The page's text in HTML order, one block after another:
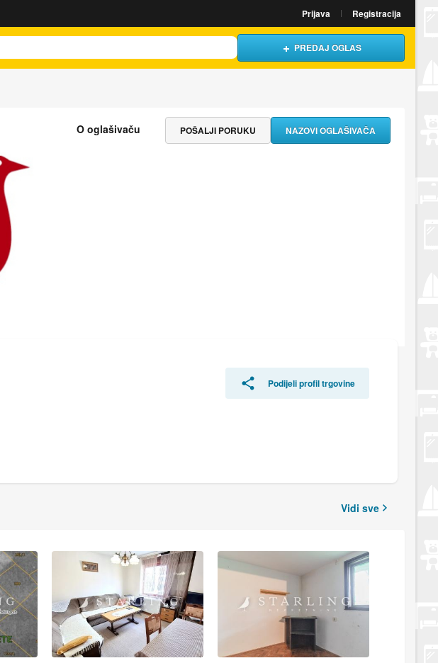
Prijava Registracija
PREDAJ OGLAS
Podijeli profil trgovine
O oglašivaču NAZOVI OGLAŠIVAČA
POŠALJI PORUKU
Vidi sve